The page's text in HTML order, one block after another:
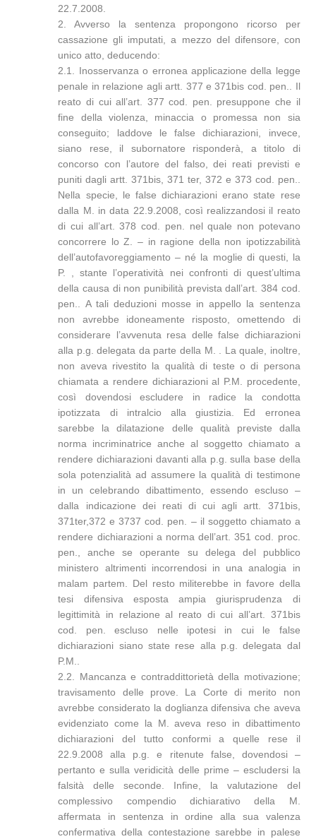
22.7.2008.
2. Avverso la sentenza propongono ricorso per
cassazione gli imputati, a mezzo del difensore, con
unico atto, deducendo:
2.1. Inosservanza o erronea applicazione della legge
penale in relazione agli artt. 377 e 371bis cod. pen.. Il
reato di cui all’art. 377 cod. pen. presuppone che il
fine della violenza, minaccia o promessa non sia
conseguito; laddove le false dichiarazioni, invece,
siano rese, il subornatore risponderà, a titolo di
concorso con l’autore del falso, dei reati previsti e
puniti dagli artt. 371bis, 371 ter, 372 e 373 cod. pen..
Nella specie, le false dichiarazioni erano state rese
dalla M. in data 22.9.2008, così realizzandosi il reato
di cui all’art. 378 cod. pen. nel quale non potevano
concorrere lo Z. – in ragione della non ipotizzabilità
dell’autofavoreggiamento – né la moglie di questi, la
P. , stante l’operatività nei confronti di quest’ultima
della causa di non punibilità prevista dall’art. 384 cod.
pen.. A tali deduzioni mosse in appello la sentenza
non avrebbe idoneamente risposto, omettendo di
considerare l’avvenuta resa delle false dichiarazioni
alla p.g. delegata da parte della M. . La quale, inoltre,
non aveva rivestito la qualità di teste o di persona
chiamata a rendere dichiarazioni al P.M. procedente,
così dovendosi escludere in radice la condotta
ipotizzata di intralcio alla giustizia. Ed erronea
sarebbe la dilatazione delle qualità previste dalla
norma incriminatrice anche al soggetto chiamato a
rendere dichiarazioni davanti alla p.g. sulla base della
sola potenzialità ad assumere la qualità di testimone
in un celebrando dibattimento, essendo escluso –
dalla indicazione dei reati di cui agli artt. 371bis,
371ter,372 e 3737 cod. pen. – il soggetto chiamato a
rendere dichiarazioni a norma dell’art. 351 cod. proc.
pen., anche se operante su delega del pubblico
ministero altrimenti incorrendosi in una analogia in
malam partem. Del resto militerebbe in favore della
tesi difensiva esposta ampia giurisprudenza di
legittimità in relazione al reato di cui all’art. 371bis
cod. pen. escluso nelle ipotesi in cui le false
dichiarazioni siano state rese alla p.g. delegata dal
P.M..
2.2. Mancanza e contraddittorietà della motivazione;
travisamento delle prove. La Corte di merito non
avrebbe considerato la doglianza difensiva che aveva
evidenziato come la M. aveva reso in dibattimento
dichiarazioni del tutto conformi a quelle rese il
22.9.2008 alla p.g. e ritenute false, dovendosi –
pertanto e sulla veridicità delle prime – escludersi la
falsità delle seconde. Infine, la valutazione del
complessivo compendio dichiarativo della M.
affermata in sentenza in ordine alla sua valenza
confermativa della contestazione sarebbe in palese